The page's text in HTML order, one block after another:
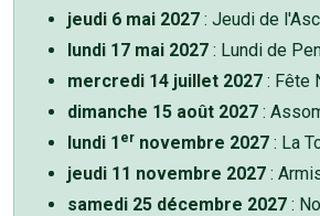
jeudi 6 mai 2027 : Jeudi de
lundi 17 mai 2027 : Lundi de
mercredi 14 juillet 2027 : Fête
dimanche 15 août 2027 :
lundi 1 er novembre 2027 : La
jeudi 11 novembre 2027 :
samedi 25 décembre 2027 :